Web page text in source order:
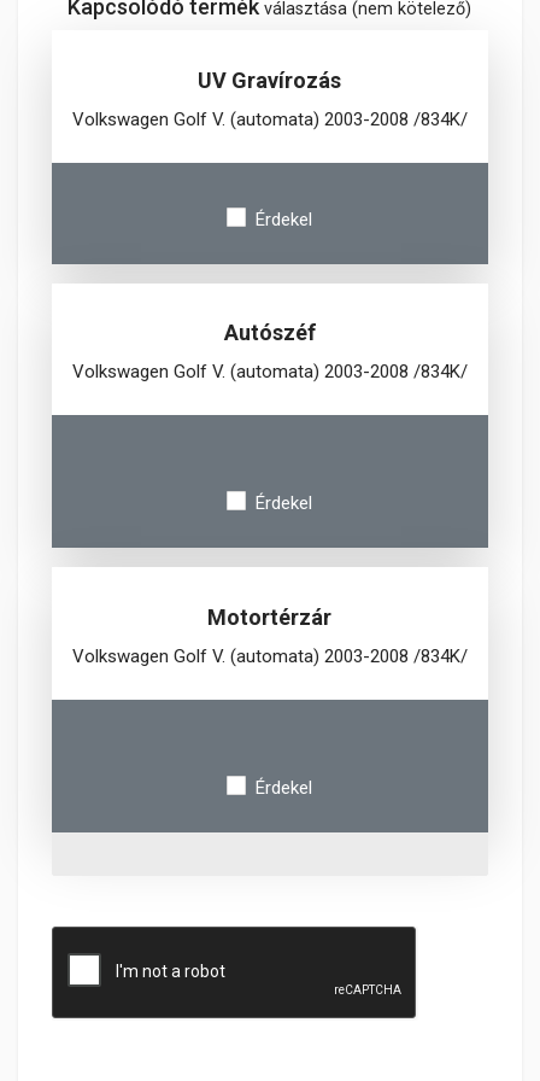
Kapcsolódó termékválasztása (nem kötelező)
UV Gravírozás
Volkswagen Golf V. (automata) 2003-2008 /834K/
Érdekel
Autószéf
Volkswagen Golf V. (automata) 2003-2008 /834K/
Érdekel
Motortérzár
Volkswagen Golf V. (automata) 2003-2008 /834K/
Érdekel